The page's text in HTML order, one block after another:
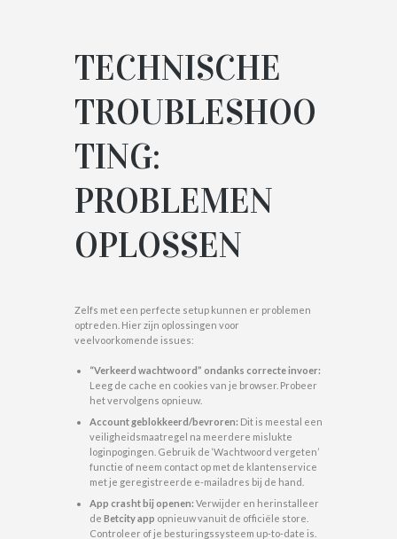
TECHNISCHE
TROUBLESHOO
TING:
PROBLEMEN
OPLOSSEN
Zelfs met een perfecte setup kunnen er problemen
optreden. Hier zijn oplossingen voor
veelvoorkomende issues:
“Verkeerd wachtwoord” ondanks correcte invoer:
Leeg de cache en cookies van je browser. Probeer
het vervolgens opnieuw.
Account geblokkeerd/bevroren: Dit is meestal een
veiligheidsmaatregel na meerdere mislukte
loginpogingen. Gebruik de ‘Wachtwoord vergeten’
functie of neem contact op met de klantenservice
met je geregistreerde e-mailadres bij de hand.
App crasht bij openen: Verwijder en herinstalleer
de Betcity app opnieuw vanuit de officiële store.
Controleer of je besturingssysteem up-to-date is.